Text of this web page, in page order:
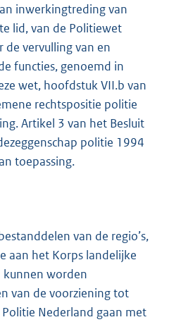
inwerkingtreding van
lid, van de Politiewet
vervulling van en
functies, genoemd in
wet, hoofdstuk VII.b van
rechtspositie politie
Artikel 3 van het Besluit
politie 1994
toepassing.
van de regio’s,
aan het Korps landelijke
worden
van de voorziening tot
Nederland gaan met